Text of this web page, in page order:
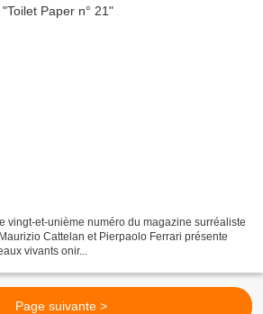
vingt-et-unième numéro du magazine surréaliste
Cattelan et Pierpaolo Ferrari présente
vivants onir...
Page suivante >